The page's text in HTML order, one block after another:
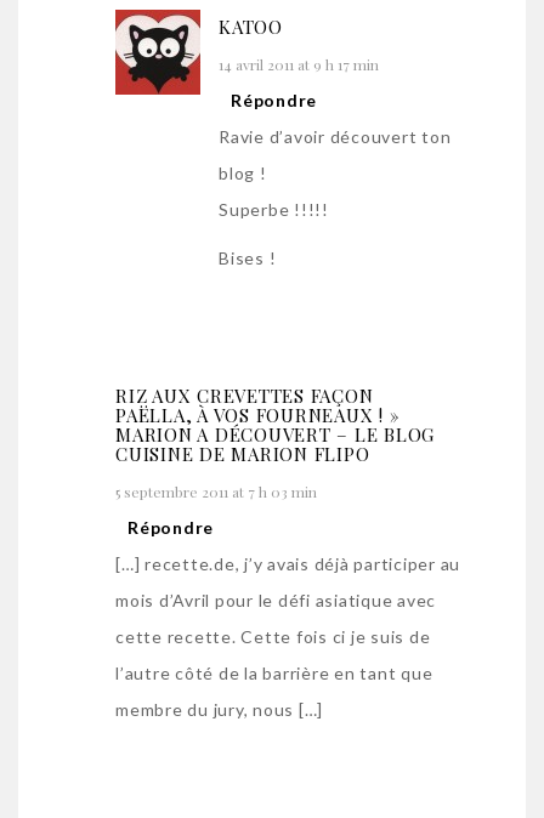
KATOO
14 avril 2011 at 9 h 17 min
Répondre
Ravie d’avoir découvert ton
blog !
Superbe !!!!!
Bises !
RIZ AUX CREVETTES FAÇON
PAËLLA, À VOS FOURNEAUX ! »
MARION A DÉCOUVERT – LE BLOG
CUISINE DE MARION FLIPO
5 septembre 2011 at 7 h 03 min
Répondre
[…] recette.de, j’y avais déjà participer au
mois d’Avril pour le défi asiatique avec
cette recette. Cette fois ci je suis de
l’autre côté de la barrière en tant que
membre du jury, nous […]